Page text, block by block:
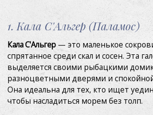
1. Кала С'Альгер (Паламос)
Кала С'Альгер— это маленькое
спрятанное среди скал и сосен. Эта
выделяется своими рыбацкими
разноцветными дверями и
Она идеальна для тех, кто ищет
чтобы насладиться морем без толп.
Изменить куки
Технический и функциональный
Этот веб-сайт использует собственные
для сбора информации с целью
услуг. Если вы продолжите просмотр, вы
с их установкой. Пользователь имеет